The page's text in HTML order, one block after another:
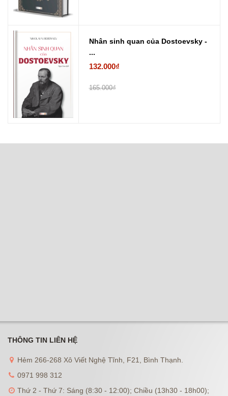
Nhân sinh quan của Dostoevsky -
...
132.000₫
165.000₫
THÔNG TIN LIÊN HỆ
Hẻm 266-268 Xô Viết Nghệ Tĩnh, F21, Bình Thạnh.
0971 998 312
Thứ 2 - Thứ 7: Sáng (8:30 - 12:00); Chiều (13h30 - 18h00);